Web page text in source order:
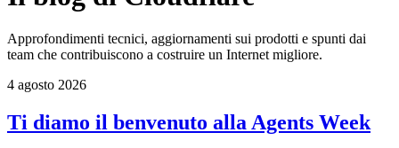
Approfondimenti tecnici, aggiornamenti sui prodotti e spunti dai
team che contribuiscono a costruire un Internet migliore.
4 agosto 2026
Ti diamo il benvenuto alla Agents Week